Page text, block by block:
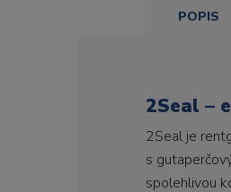
POPIS
2Seal –
2Seal je
s
spolehlivou